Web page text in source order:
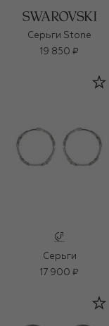
Серьги Stone
19 850 ₽
Серьги
17 900 ₽